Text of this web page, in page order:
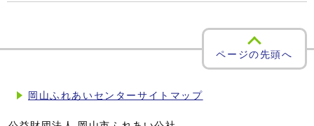
ページの先頭へ
岡山ふれあいセンターサイトマップ